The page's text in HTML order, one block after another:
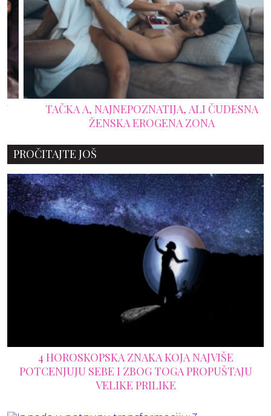
TAČKA A, NAJNEPOZNATIJA, ALI ČUDESNA
ŽENSKA EROGENA ZONA
PROČITAJTE JOŠ
4 HOROSKOPSKA ZNAKA KOJA NAJVIŠE
POTCENJUJU SEBE I ZBOG TOGA PROPUŠTAJU
VELIKE PRILIKE